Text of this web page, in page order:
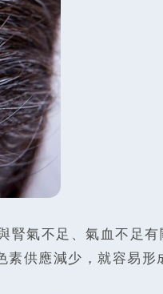
腎氣不足、氣血不足
供應減少，就容易形